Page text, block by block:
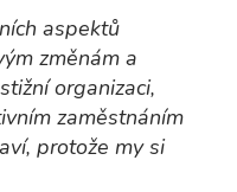
aspektů
změnám a
organizaci,
zaměstnáním
protože my si